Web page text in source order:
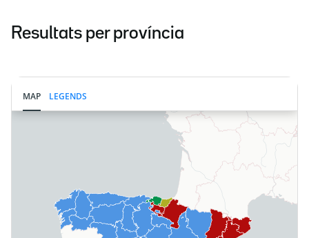
Resultats per província